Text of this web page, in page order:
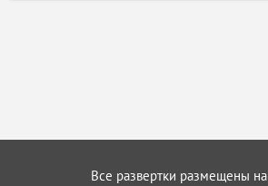
Все развертки размещены на